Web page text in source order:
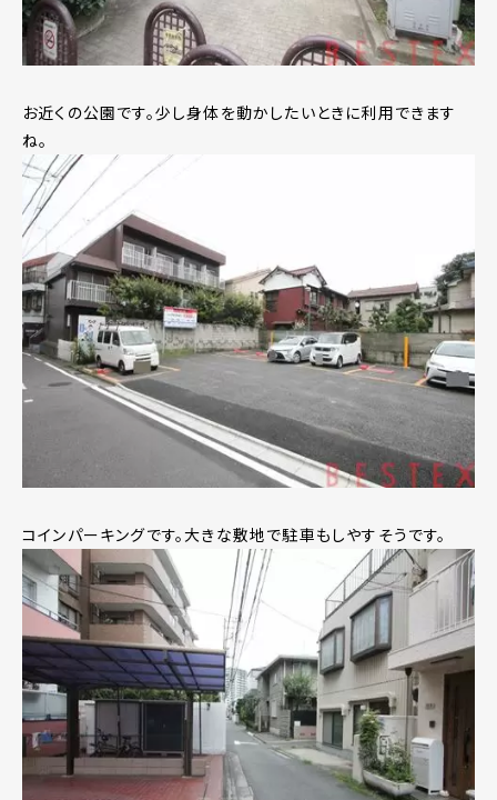
お近くの公園です。少し身体を動かしたいときに利用できます
ね。
コインパーキングです。大きな敷地で駐車もしやすそうです。